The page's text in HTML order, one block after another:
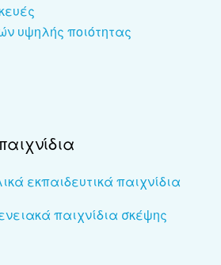
υψηλής ποιότητας
εκπαιδευτικά παιχνίδια
παιχνίδια σκέψης